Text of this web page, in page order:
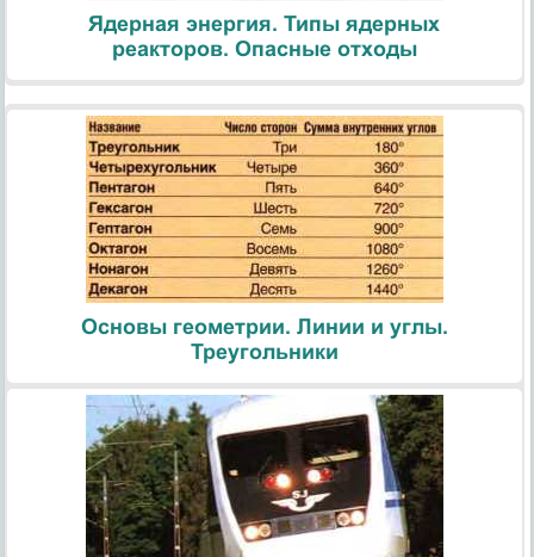
Ядерная энергия. Типы ядерных
реакторов. Опасные отходы
Основы геометрии. Линии и углы.
Треугольники